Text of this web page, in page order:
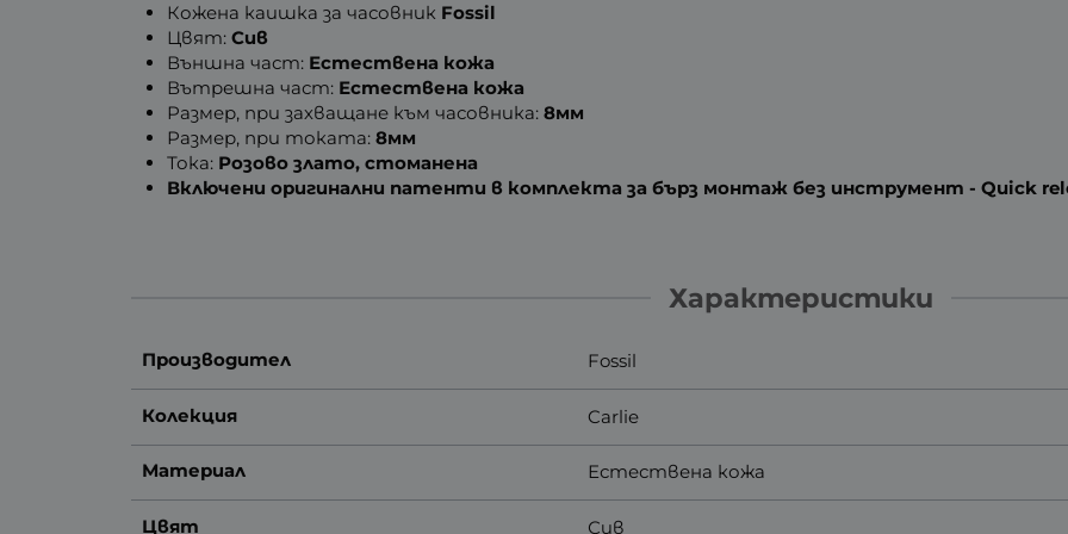
Кожена каишка за часовник Fossil
Цвят:Сив
Външна част: Естествена кожа
Вътрешна част: Естествена кожа
Размер, при захващане към часовника:8мм
Размер, при токата:8мм
Тока: Розово злато, стоманена
Включени оригинални патенти в комплекта за бърз монтаж без инструмент - Quick
Характеристики
Производител Fossil
Колекция Carlie
Материал Естествена кожа
Цвят Сив